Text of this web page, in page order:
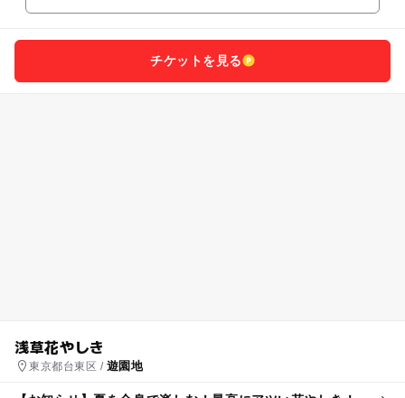
チケットを見る
浅草花やしき
東京都台東区 / 遊園地